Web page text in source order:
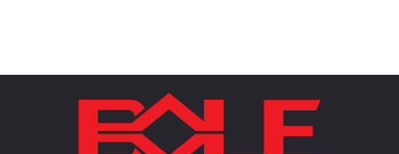
подключаемая
KW